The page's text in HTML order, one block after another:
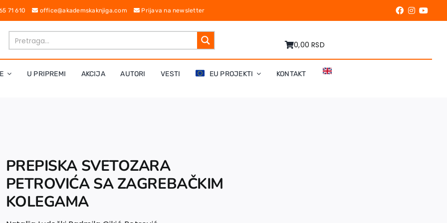
65 71 610 office@akademskaknjiga.com Prijava na newsletter
0,00 RSD
U PRIPREMI AKCIJA AUTORI VESTI EU PROJEKTI KONTAKT
PREPISKA SVETOZARA
PETROVIĆA SA ZAGREBAČKIM
KOLEGAMA